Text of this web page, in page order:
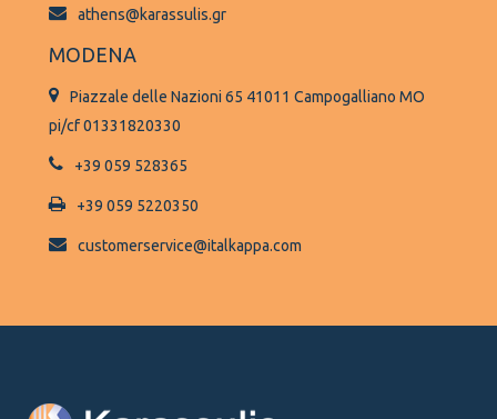
athens@karassulis.gr
MODENA
Piazzale delle Nazioni 65 41011 Campogalliano MO
pi/cf 01331820330
+39 059 528365
+39 059 5220350
customerservice@italkappa.com